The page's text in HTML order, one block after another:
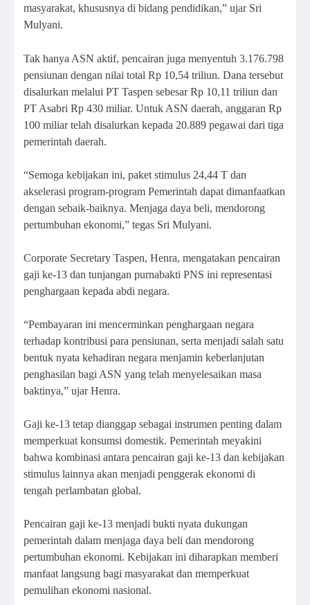
masyarakat, khususnya di bidang pendidikan,” ujar Sri
Mulyani.
Tak hanya ASN aktif, pencairan juga menyentuh 3.176.798
pensiunan dengan nilai total Rp 10,54 triliun. Dana tersebut
disalurkan melalui PT Taspen sebesar Rp 10,11 triliun dan
PT Asabri Rp 430 miliar. Untuk ASN daerah, anggaran Rp
100 miliar telah disalurkan kepada 20.889 pegawai dari tiga
pemerintah daerah.
“Semoga kebijakan ini, paket stimulus 24,44 T dan
akselerasi program-program Pemerintah dapat dimanfaatkan
dengan sebaik-baiknya. Menjaga daya beli, mendorong
pertumbuhan ekonomi,” tegas Sri Mulyani.
Corporate Secretary Taspen, Henra, mengatakan pencairan
gaji ke-13 dan tunjangan purnabakti PNS ini representasi
penghargaan kepada abdi negara.
“Pembayaran ini mencerminkan penghargaan negara
terhadap kontribusi para pensiunan, serta menjadi salah satu
bentuk nyata kehadiran negara menjamin keberlanjutan
penghasilan bagi ASN yang telah menyelesaikan masa
baktinya,” ujar Henra.
Gaji ke-13 tetap dianggap sebagai instrumen penting dalam
memperkuat konsumsi domestik. Pemerintah meyakini
bahwa kombinasi antara pencairan gaji ke-13 dan kebijakan
stimulus lainnya akan menjadi penggerak ekonomi di
tengah perlambatan global.
Pencairan gaji ke-13 menjadi bukti nyata dukungan
pemerintah dalam menjaga daya beli dan mendorong
pertumbuhan ekonomi. Kebijakan ini diharapkan memberi
manfaat langsung bagi masyarakat dan memperkuat
pemulihan ekonomi nasional.